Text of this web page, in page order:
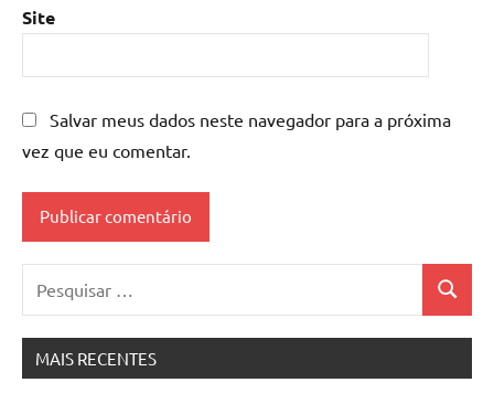
Site
Salvar meus dados neste navegador para a próxima
vez que eu comentar.
MAIS RECENTES